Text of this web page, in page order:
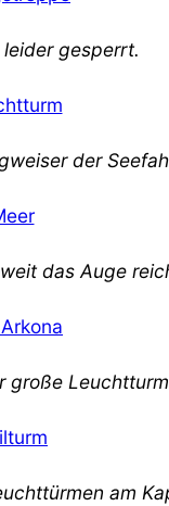
gesperrt.
der
das Auge
große
am